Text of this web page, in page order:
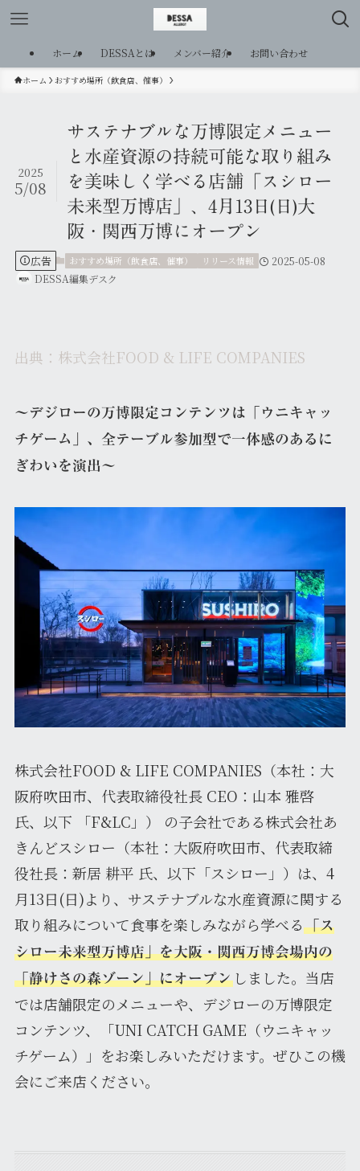
ホーム DESSAとは メンバー紹介 お問い合わせ
ホーム おすすめ場所（飲食店、催事）
サステナブルな万博限定メニュー
と水産資源の持続可能な取り組み
を美味しく学べる店舗「スシロー
未来型万博店」、4月13日(日)大
阪・関西万博にオープン
2025
5/08
広告 おすすめ場所（飲食店、催事） リリース情報
2025-05-08
DESSA編集デスク
出典：株式会社FOOD & LIFE COMPANIES
～デジローの万博限定コンテンツは「ウニキャッ
チゲーム」、全テーブル参加型で一体感のあるに
ぎわいを演出～
株式会社FOOD & LIFE COMPANIES（本社：大
阪府吹田市、代表取締役社長 CEO：山本 雅啓
氏、以下 「F&LC」） の子会社である株式会社あ
きんどスシロー（本社：大阪府吹田市、代表取締
役社長：新居 耕平 氏、以下「スシロー」）は、4
月13日(日)より、サステナブルな水産資源に関する
取り組みについて食事を楽しみながら学べる 「ス
シロー未来型万博店」を大阪・関西万博会場内の
「静けさの森ゾーン」にオープンしました。当店
では店舗限定のメニューや、デジローの万博限定
コンテンツ、「UNI CATCH GAME（ウニキャッ
チゲーム）」をお楽しみいただけます。ぜひこの機
会にご来店ください。